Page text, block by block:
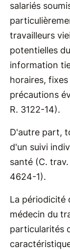
salariés
travailleurs
potentielles
information
horaires,
précautions
R. 3122-14).
D'autre part,
d'un suivi
santé (C.
4624-1).
La périodicité
médecin du
particularités